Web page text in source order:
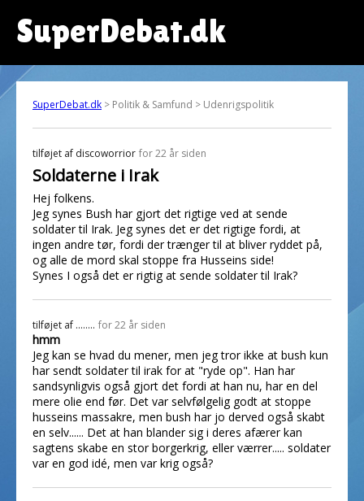
SuperDebat.dk
SuperDebat.dk > Politik & Samfund > Udenrigspolitik
tilføjet af discoworrior for 22 år siden
Soldaterne i Irak
Hej folkens.
Jeg synes Bush har gjort det rigtige ved at sende
soldater til Irak. Jeg synes det er det rigtige fordi, at
ingen andre tør, fordi der trænger til at bliver ryddet på,
og alle de mord skal stoppe fra Husseins side!
Synes I også det er rigtig at sende soldater til Irak?
tilføjet af ........ for 22 år siden
hmm
Jeg kan se hvad du mener, men jeg tror ikke at bush kun
har sendt soldater til irak for at "ryde op". Han har
sandsynligvis også gjort det fordi at han nu, har en del
mere olie end før. Det var selvfølgelig godt at stoppe
husseins massakre, men bush har jo derved også skabt
en selv...... Det at han blander sig i deres afærer kan
sagtens skabe en stor borgerkrig, eller værrer..... soldater
var en god idé, men var krig også?